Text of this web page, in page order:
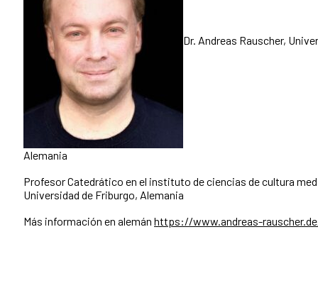
Dr. Andreas Rauscher,
Alemania
Profesor Catedrático en el instituto de ciencias de cultura
Universidad de Friburgo, Alemania
Más información en alemán https://www.andreas-